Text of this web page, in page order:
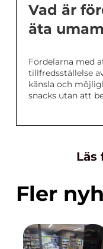
Vad är
äta
Fördelarna med
tillfredsställelse
känsla och
snacks utan att
Läs
Fler